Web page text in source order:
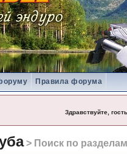
Правила форума
Здравствуйте, гость
> Поиск по